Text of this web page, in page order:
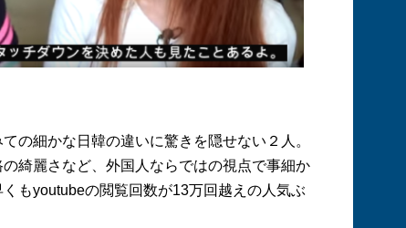
の細かな日韓の違いに驚きを隠せない２人。
綺麗さなど、外国人ならではの視点で事細か
もyoutubeの閲覧回数が13万回越えの人気ぶ